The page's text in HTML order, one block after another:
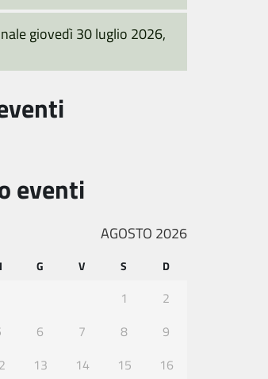
giovedì 30 luglio 2026,
eventi
AGOSTO 2026
G V S D
1
2
6 7 8
9
13 14 15
16